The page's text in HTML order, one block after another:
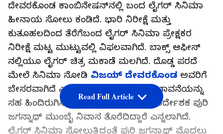
ದೇವರಕೊಂಡ ಕಾಂಬಿನೇಷನ್‌ನಲ್ಲಿ ಬಂದ ಲೈಗರ್ ಸಿನಿಮಾ
ಹೀನಾಯ ಸೋಲು ಕಂಡಿದೆ. ಭಾರಿ ನಿರೀಕ್ಷೆ ಮತ್ತು
ಕುತೂಹಲದಿಂದ ತೆರೆಗೆಬಂದ ಲೈಗರ್ ಸಿನಿಮಾ ಪ್ರೇಕ್ಷಕರ
ನಿರೀಕ್ಷೆ ಮಟ್ಟ ಮುಟ್ಟುವಲ್ಲಿ ವಿಫಲವಾಗಿದೆ. ಬಾಕ್ಸ್ ಆಫೀಸ್
ನಲ್ಲಿಯೂ ಲೈಗರ್ ಚಿತ್ರ ಮಕಾಡೆ ಮಲಗಿದೆ. ದೊಡ್ಡ ಪರದೆ
ಮೇಲೆ ಸಿನಿಮಾ ನೋಡಿ ವಿಜಯ್ ದೇವರಕೊಂಡ ಅವರಿಗೆ
ಬೇಸರವಾಗಿದೆ ಎನ್ನಲಾಗಿದೆ. ಅಲ್ಲದೆ ತನ್ನ ಸಂಭಾವನೆಯನ್ನು
ಸಹ ಹಿಂದಿರುಗಿಸಿದ್ದಾರೆ ಎನ್ನಲಾಗಿದೆ. ಇದೀಗ ನಿರ್ದೇಶಕ ಪುರಿ
ಜಗನ್ನಾಥ್ ಮುಂಬೈ ನಿವಾಸ ತೊರೆದಿದ್ದಾರೆ ಎನ್ನಲಾಗಿದೆ.
ಲೈಗರ್ ಸಿನಿಮಾ ಸೋಲುತ್ತಿದ್ದಂತೆ ಪುರಿ ಜಗನ್ನಾಥ್ ಮೊದಲು
Read Full Article